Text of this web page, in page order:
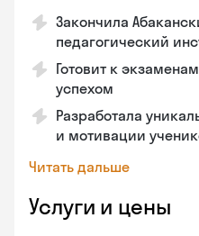
Закончила
педагогический
Готовит к
успехом
Разработала
и мотивации
Читать дальше
Услуги и цены